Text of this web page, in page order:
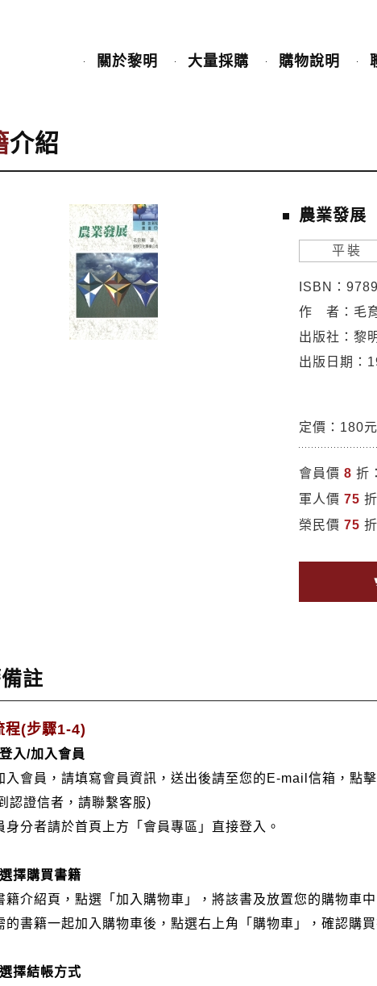
關於黎明 大量採購 購物說明
介紹
農業發展
平裝
ISBN：
作 者：毛
出版社：黎
出版日期：
定價：180元
會員價8 折：
軍人價75 折
榮民價75 折
註
程(步驟1-4)
登入/加入會員
入會員，請填寫會員資訊，送出後請至您的E-mail信箱，點
認證信者，請聯繫客服)
身分者請於首頁上方「會員專區」直接登入。
選擇購買書籍
籍介紹頁，點選「加入購物車」，將該書及放置您的購物車
的書籍一起加入購物車後，點選右上角「購物車」，確認購
選擇結帳方式